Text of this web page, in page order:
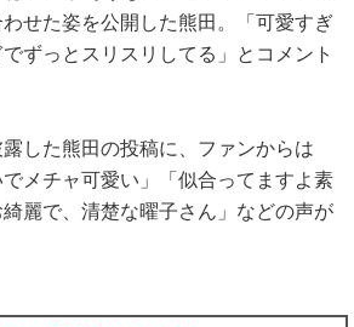
せた姿を公開した熊田。「可愛すぎ
ずっとスリスリしてる」とコメント
した熊田の投稿に、ファンからは
でメチャ可愛い」「似合ってますよ素
麗で、清楚な曜子さん」などの声が